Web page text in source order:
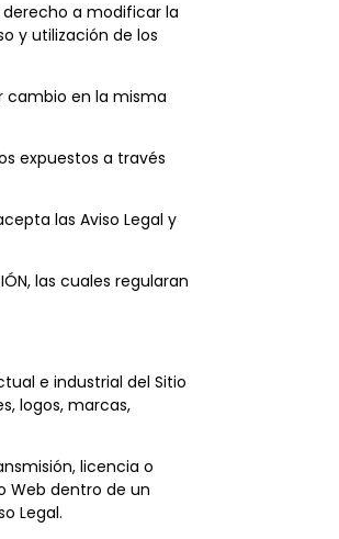
derecho a modificar la
y utilización de los
cambio en la misma
expuestos a través
las Aviso Legal y
las cuales regularan
e industrial del Sitio
logos, marcas,
licencia o
Web dentro de un
Legal.